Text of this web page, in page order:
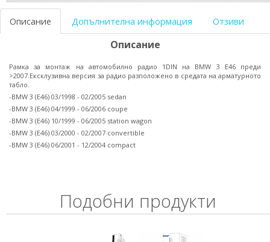
Описание Допълнителна информация Отзиви
Описание
Рамка за монтаж на автомобилно радио 1DIN на BMW 3 Е46 преди
>2007.Ексклузивна версия за радио разположено в средата на арматурното
табло.
-BMW 3 (E46) 03/1998 - 02/2005 sedan
-BMW 3 (E46) 04/1999 - 06/2006 coupe
-BMW 3 (E46) 10/1999 - 06/2005 station wagon
-BMW 3 (E46) 03/2000 - 02/2007 convertible
-BMW 3 (E46) 06/2001 - 12/2004 compact
Подобни продукти